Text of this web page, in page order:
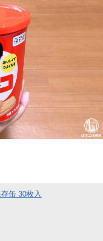
缶 30枚入